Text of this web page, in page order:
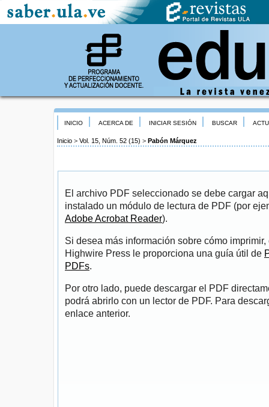
INICIO ACERCA DE INICIAR SESIÓN BUSCAR
Inicio > Vol. 15, Núm. 52 (15) > Pabón Márquez
El archivo PDF seleccionado se debe cargar
instalado un módulo de lectura de PDF (por
Adobe Acrobat Reader).
Si desea más información sobre cómo
Highwire Press le proporciona una guía útil de
PDFs.
Por otro lado, puede descargar el PDF
podrá abrirlo con un lector de PDF. Para
enlace anterior.